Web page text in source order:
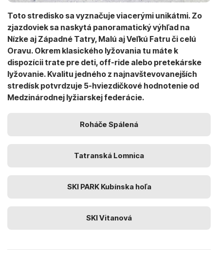
Toto stredisko sa vyznačuje viacerými unikátmi. Zo
zjazdoviek sa naskytá panoramatický výhľad na
Nízke aj Západné Tatry, Malú aj Veľkú Fatru či celú
Oravu. Okrem klasického lyžovania tu máte k
dispozícii trate pre deti, off-ride alebo pretekárske
lyžovanie. Kvalitu jedného z najnavštevovanejších
stredísk potvrdzuje 5-hviezdičkové hodnotenie od
Medzinárodnej lyžiarskej federácie.
Roháče Spálená
Tatranská Lomnica
SKI PARK Kubínska hoľa
SKI Vitanová